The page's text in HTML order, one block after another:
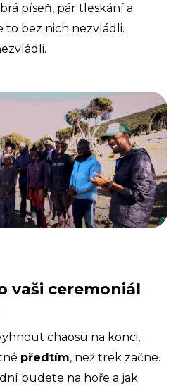
píseň, pár tleskání a
to bez nich nezvládli.
vaši ceremoniál
chaosu na konci,
předtím, než trek začne.
budete na hoře a jak